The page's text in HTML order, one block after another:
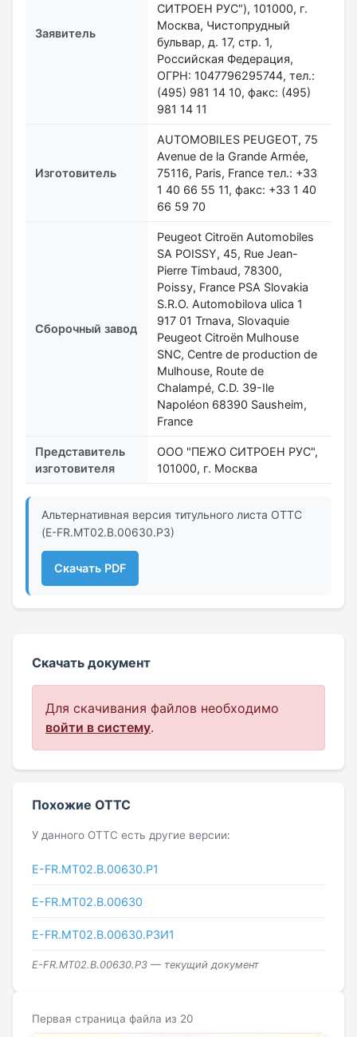
Заявитель
СИТРОЕН РУС"), 101000, г.
Москва, Чистопрудный
бульвар, д. 17, стр. 1,
Российская Федерация,
ОГРН: 1047796295744, тел.:
(495) 981 14 10, факс: (495)
981 14 11
Изготовитель
AUTOMOBILES PEUGEOT, 75
Avenue de la Grande Armée,
75116, Paris, France тел.: +33
1 40 66 55 11, факс: +33 1 40
66 59 70
Сборочный завод
Peugeot Citroën Automobiles
SA POISSY, 45, Rue Jean-
Pierre Timbaud, 78300,
Poissy, France PSA Slovakia
S.R.O. Automobilova ulica 1
917 01 Trnava, Slovaquie
Peugeot Citroën Mulhouse
SNC, Centre de production de
Mulhouse, Route de
Chalampé, C.D. 39-Ile
Napoléon 68390 Sausheim,
France
Представитель
изготовителя
ООО "ПЕЖО СИТРОЕН РУС",
101000, г. Москва
Альтернативная версия титульного листа ОТТС
(E-FR.МТ02.B.00630.Р3)
Скачать PDF
Скачать документ
Для скачивания файлов необходимо
войти в систему.
Похожие ОТТС
У данного ОТТС есть другие версии:
E-FR.MT02.B.00630.P1
E-FR.МТ02.B.00630
E-FR.МТ02.B.00630.Р3И1
E-FR.МТ02.B.00630.Р3 — текущий документ
Первая страница файла из 20